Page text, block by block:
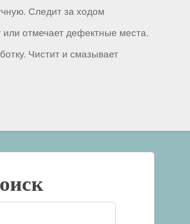
Следит за ходом
или отмечает дефектные места.
Чистит и смазывает